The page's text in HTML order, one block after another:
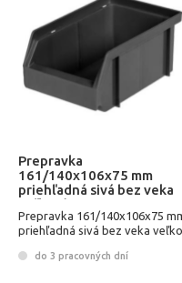
Prepravka
161/140x106x75 mm
priehľadná sivá bez veka
veľkosť 4 HK
Prepravka 161/140x106x75
priehľadná sivá bez veka
do 3 pracovných dní